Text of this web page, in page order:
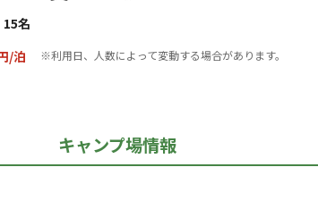
15名
/泊 ※利用日、人数によって変動する場合があります。
キャンプ場情報